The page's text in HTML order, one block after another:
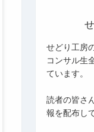
せどり工房
コンサル生
ています。
読者の皆さ
報を配布し